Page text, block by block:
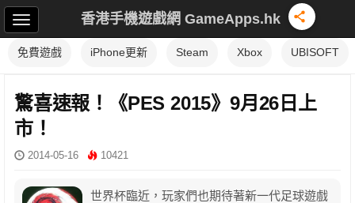
香港手機遊戲網 GameApps.hk
免費遊戲 iPhone更新 Steam Xbox UBISOFT
驚喜速報！《PES 2015》9月26日上
市！
2014-05-16 10421
世界杯臨近，玩家們也期待著新一代足球遊戲